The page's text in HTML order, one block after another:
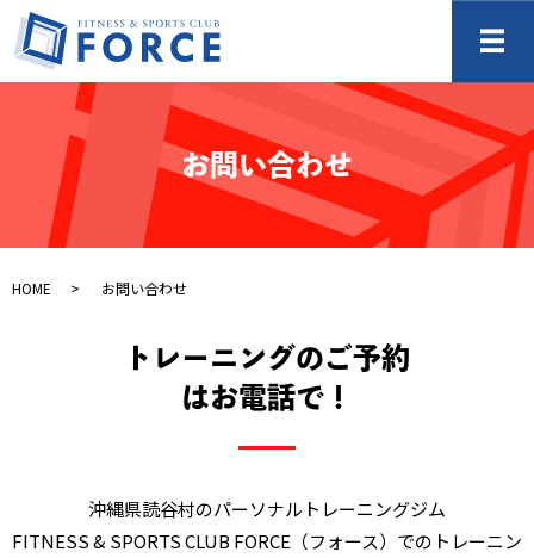
お問い合わせ
HOME お問い合わせ
トレーニングのご予約
はお電話で！
沖縄県読谷村のパーソナルトレーニングジム
FITNESS & SPORTS CLUB FORCE（フォース）でのトレーニン